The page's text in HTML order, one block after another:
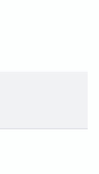
再发送新请求